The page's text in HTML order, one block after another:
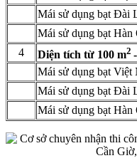
Mái sử dụng bạt Đài
Mái sử dụng bạt Hàn
4 Diện tích từ 100 m2
Mái sử dụng bạt Việt
Mái sử dụng bạt Đài
Mái sử dụng bạt Hàn